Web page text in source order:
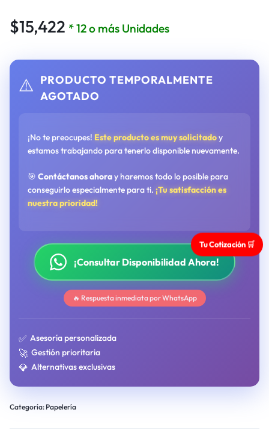
$15,422 * 12 o más Unidades
⚠️ PRODUCTO TEMPORALMENTE
AGOTADO
¡No te preocupes! Este producto es muy solicitadoy
estamos trabajando para tenerlo disponible nuevamente.
🎯 Contáctanos ahoray haremos todo lo posible para
conseguirlo especialmente para ti. ¡Tu satisfacción es
nuestra prioridad!
¡Consultar Disponibilidad Ahora!
🔥 Respuesta inmediata por WhatsApp
✅ Asesoría personalizada
🚀 Gestión prioritaria
💎 Alternativas exclusivas
Categoría: Papelería
Tu Cotización 🛒